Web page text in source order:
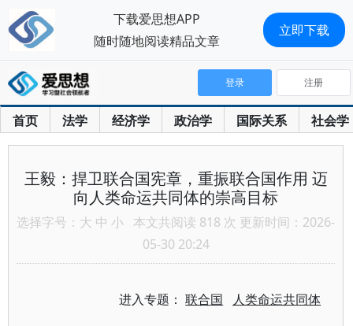
首页 法学 经济学 政治学 国际关系 社会学
登录 注册
王毅：捍卫联合国宪章，重振联合国作用 迈
向人类命运共同体的崇高目标
选择字号： 大 中 小 本文共阅读 818 次 更新时间：2026-
05-30 20:24
进入专题：联合国 人类命运共同体
下载爱思想APP
随时随地阅读精品文章
立即下载